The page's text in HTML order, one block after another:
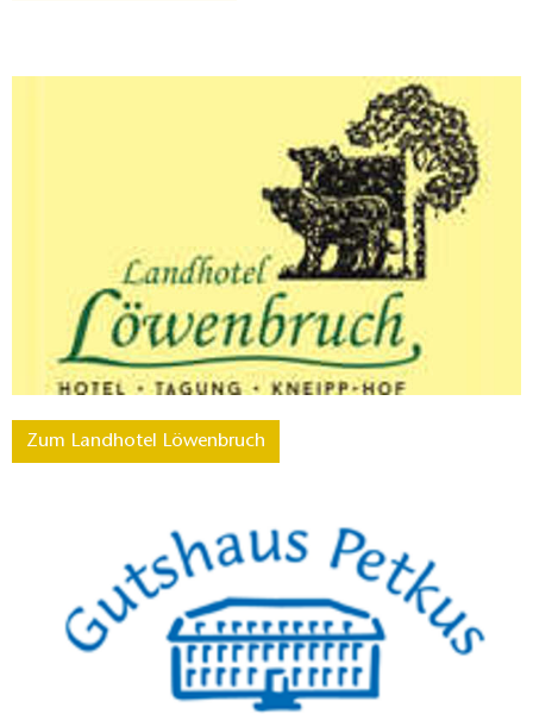
Zum Landhotel Löwenbruch